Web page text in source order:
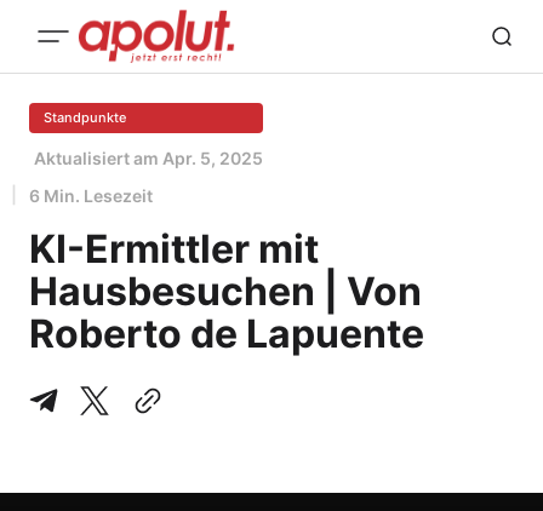
Standpunkte
Aktualisiert am Apr. 5, 2025
6 Min. Lesezeit
KI-Ermittler mit
Hausbesuchen | Von
Roberto de Lapuente